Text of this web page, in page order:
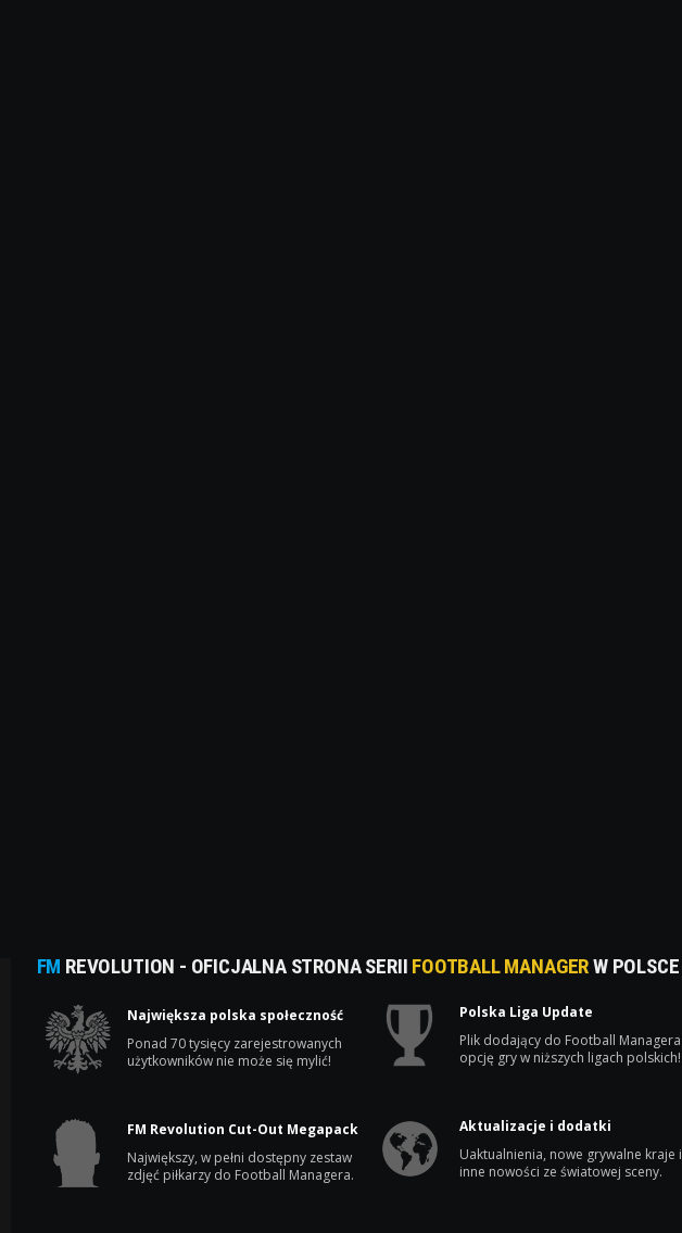
FM REVOLUTION - OFICJALNA STRONA SERII FOOTBALL MANAGERW POLSCE
Największa polska społeczność
Ponad 70 tysięcy zarejestrowanych
użytkowników nie może się mylić!
Polska Liga Update
Plik dodający do Football Managera
opcję gry w niższych ligach polskich!
FM Revolution Cut-Out Megapack
Największy, w pełni dostępny zestaw
zdjęć piłkarzy do Football Managera.
Aktualizacje i dodatki
Uaktualnienia, nowe grywalne kraje i
inne nowości ze światowej sceny.